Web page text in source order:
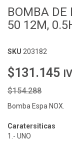
BOMBA DE
50 12M,
SKU 203182
$131.145
$154.288
Bomba Espa NOX.
Caratersiticas
1.- UNO